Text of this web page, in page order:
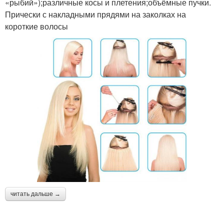
Прически с накладными прядями на заколках на
короткие волосы
читать дальше →